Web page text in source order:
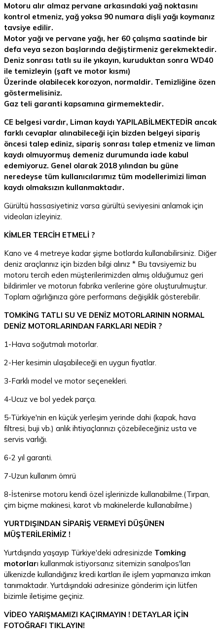
Motoru alır almaz pervane arkasındaki yağ noktasını
kontrol etmeniz, yağ yoksa 90 numara dişli yağı koymanız
tavsiye edilir.
Motor yağı ve pervane yağı, her 60 çalışma saatinde bir
defa veya sezon başlarında değiştirmeniz gerekmektedir.
Deniz sonrası tatlı su ile yıkayın, kuruduktan sonra WD40
ile temizleyin (şaft ve motor kısmı)
Üzerinde olabilecek korozyon, normaldir. Temizliğine özen
göstermelisiniz.
Gaz teli garanti kapsamına girmemektedir.
CE belgesi vardır, Liman kaydı YAPILABİLMEKTEDİR ancak
farklı cevaplar alınabileceği için bizden belgeyi sipariş
öncesi talep ediniz, sipariş sonrası talep etmeniz ve liman
kaydı olmuyormuş demeniz durumunda iade kabul
edemiyoruz. Genel olarak 2018 yılından bu güne
neredeyse tüm kullanıcılarımız tüm modellerimizi liman
kaydı olmaksızın kullanmaktadır.
Gürültü hassasiyetiniz varsa gürültü seviyesini anlamak için
videoları izleyiniz.
KİMLER TERCİH ETMELİ ?
Kano ve 4 metreye kadar şişme botlarda kullanabilirsiniz. Diğer
deniz araçlarınız için bizden bilgi alınız * Bu tavsiyemiz bu
motoru tercih eden müşterilerimizden almış olduğumuz geri
bildirimler ve motorun fabrika verilerine göre oluşturulmuştur.
Toplam ağırlığınıza göre performans değişiklik gösterebilir.
TOMKİNG TATLI SU VE DENİZ MOTORLARININ NORMAL
DENİZ MOTORLARINDAN FARKLARI NEDİR ?
1-Hava soğutmalı motorlar.
2-Her kesimin ulaşabileceği en uygun fiyatlar.
3-Farklı model ve motor seçenekleri.
4-Ucuz ve bol yedek parça.
5-Türkiye'nin en küçük yerleşim yerinde dahi (kapak, hava
filtresi, buji vb.) anlık ihtiyaçlarınızı çözebileceğiniz usta ve
servis varlığı.
6-2 yıl garanti.
7-Uzun kullanım ömrü
8-İstenirse motoru kendi özel işlerinizde kullanabilme.(Tırpan,
çim biçme makinesi, karot vb makinelerde kullanabilme.)
YURTDIŞINDAN SİPARİŞ VERMEYİ DÜŞÜNEN
MÜŞTERİLERİMİZ !
Yurtdışında yaşayıp Türkiye'deki adresinizde Tomking
motorları kullanmak istiyorsanız sitemizin sanalpos'ları
ülkenizde kullandığınız kredi kartları ile işlem yapmanıza imkan
tanımaktadır. Yurtdışındaki adresinize gönderim için lütfen
bizimle iletişime geçiniz.
VİDEO YARIŞMAMIZI KAÇIRMAYIN ! DETAYLAR İÇİN
FOTOĞRAFI TIKLAYIN!